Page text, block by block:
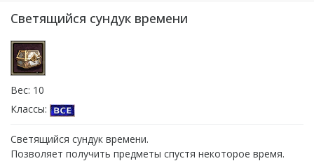
Светящийся сундук времени
Вес: 10
Классы:
Светящийся сундук времени.
Позволяет получить предметы спустя некоторое время.